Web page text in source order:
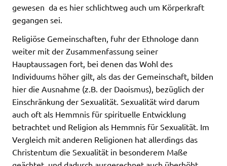
gewesen  da es hier schlichtweg auch um Körperkraft
gegangen sei.
Religiöse Gemeinschaften, fuhr der Ethnologe dann
weiter mit der Zusammenfassung seiner
Hauptaussagen fort, bei denen das Wohl des
Individuums höher gilt, als das der Gemeinschaft, bilden
hier die Ausnahme (z.B. der Daoismus), bezüglich der
Einschränkung der Sexualität. Sexualität wird darum
auch oft als Hemmnis für spirituelle Entwicklung
betrachtet und Religion als Hemmnis für Sexualität. Im
Vergleich mit anderen Religionen hat allerdings das
Christentum die Sexualität in besonderem Maße